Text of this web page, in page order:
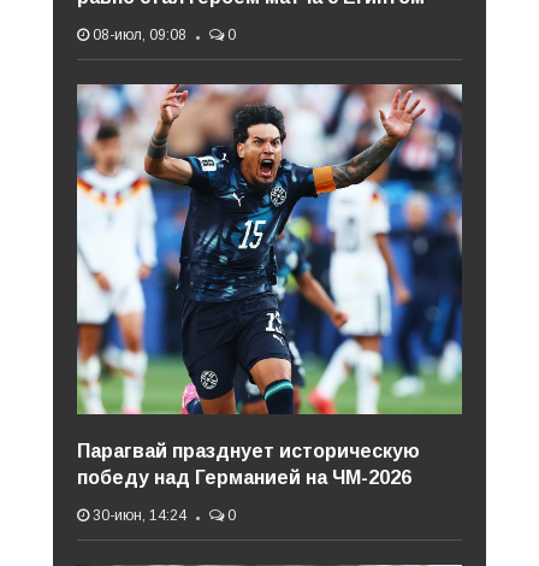
08-июл, 09:08 0
Парагвай празднует историческую
победу над Германией на ЧМ-2026
30-июн, 14:24 0